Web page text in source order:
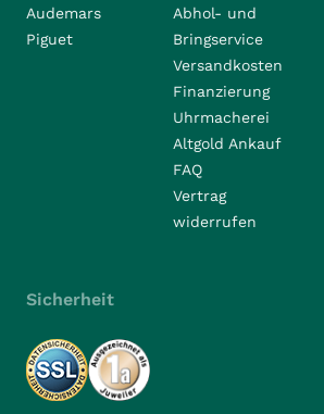
Audemars
Piguet
Abhol- und
Bringservice
Versandkosten
Finanzierung
Uhrmacherei
Altgold Ankauf
FAQ
Vertrag
widerrufen
Sicherheit